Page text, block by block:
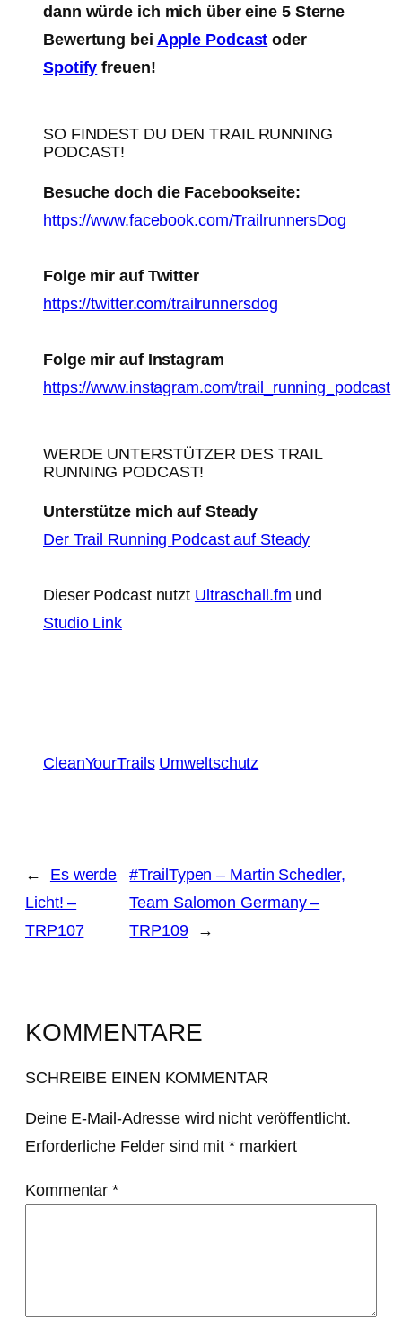
dann würde ich mich über eine 5 Sterne
Bewertung bei Apple Podcast oder
Spotify freuen!
SO FINDEST DU DEN TRAIL RUNNING
PODCAST!
Besuche doch die Facebookseite:
https://www.facebook.com/TrailrunnersDog
Folge mir auf Twitter
https://twitter.com/trailrunnersdog
Folge mir auf Instagram
https://www.instagram.com/trail_running_podcast
WERDE UNTERSTÜTZER DES TRAIL
RUNNING PODCAST!
Unterstütze mich auf Steady
Der Trail Running Podcast auf Steady
Dieser Podcast nutzt Ultraschall.fm und
Studio Link
CleanYourTrails Umweltschutz
←
Es werde
Licht! –
TRP107
#TrailTypen – Martin Schedler,
Team Salomon Germany –
TRP109
→
KOMMENTARE
SCHREIBE EINEN KOMMENTAR
Deine E-Mail-Adresse wird nicht veröffentlicht.
Erforderliche Felder sind mit *markiert
Kommentar*